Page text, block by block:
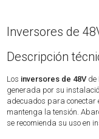
Inversores de
Descripción
Los inversores de 48Vde
generada por su
adecuados para conectar
mantenga la tensión.
se recomienda su uso en